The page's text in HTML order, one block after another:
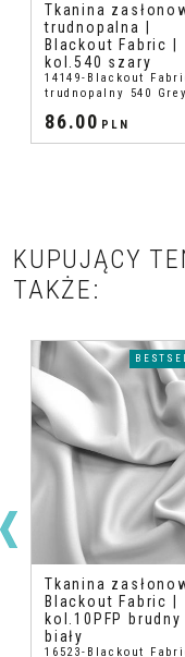
Tkanina
trudnopalna |
Blackout Fabric |
kol.540 szary
14149-Blackout
trudnopalny 540 Grey
86.00 PLN
KUPUJĄCY
TAKŻE:
Tkanina
Blackout Fabric |
kol.10PFP brudny
biały
16523-Blackout